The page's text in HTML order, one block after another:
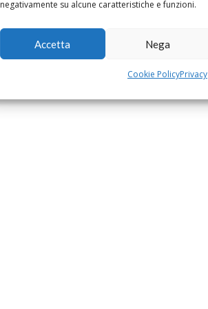
negativamente su alcune caratteristiche e funzioni.
Accetta Nega
Cookie PolicyPrivacy